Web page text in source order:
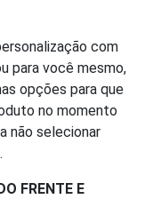
com
para você mesmo,
opções para que
no momento
não selecionar
FRENTE E